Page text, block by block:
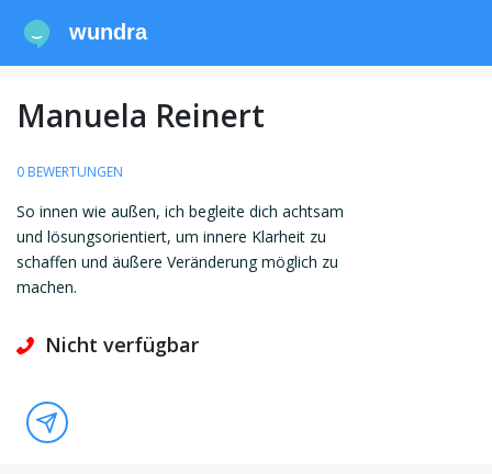
wundra
Manuela Reinert
0 BEWERTUNGEN
So innen wie außen, ich begleite dich achtsam
und lösungsorientiert, um innere Klarheit zu
schaffen und äußere Veränderung möglich zu
machen.
Nicht verfügbar